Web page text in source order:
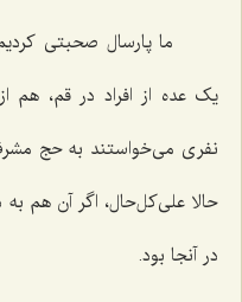
ما پارسال صحبتی
یک عده از افراد در قم، هم
نفری می‌خواستند به حج
حالا علی‌کل‌حال، اگر آن هم
در آنجا بود.